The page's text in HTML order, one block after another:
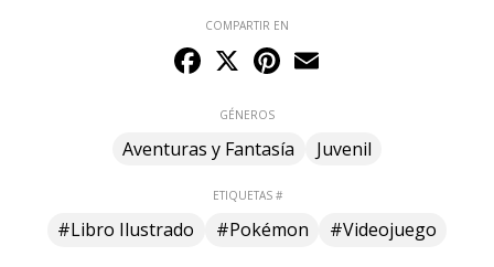
COMPARTIR EN
Facebook
X Pinterest
GÉNEROS
Aventuras y Fantasía Juvenil
ETIQUETAS #
#Libro Ilustrado #Pokémon #Videojuego